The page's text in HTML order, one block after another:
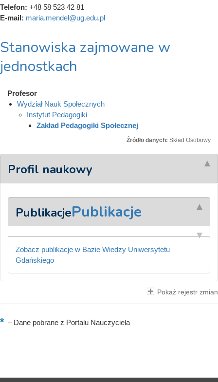
Telefon: +48 58 523 42 81
E-mail: maria.mendel@ug.edu.pl
Stanowiska zajmowane w
jednostkach
Profesor
Wydział Nauk Społecznych
Instytut Pedagogiki
Zakład Pedagogiki Społecznej
Źródło danych: Skład Osobowy
Profil naukowy
PublikacjePublikacje
Zobacz publikacje w Bazie Wiedzy Uniwersytetu
Gdańskiego
Pokaż rejestr zmian
–Dane pobrane z Portalu Nauczyciela